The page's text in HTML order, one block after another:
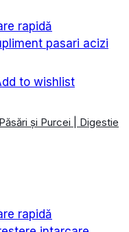
rapidă
to wishlist
și Purcei | Digestie
rapidă